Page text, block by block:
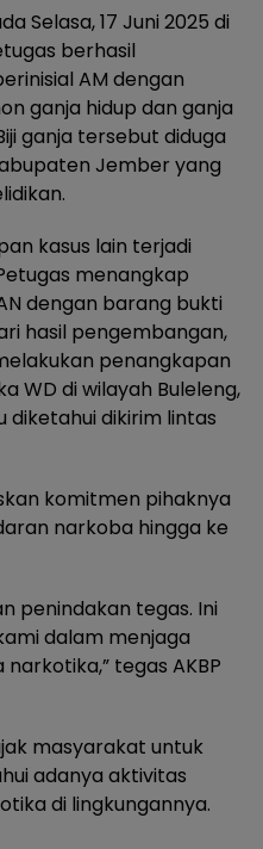
Selasa, 17 Juni 2025 di
berhasil
AM dengan
ganja hidup dan ganja
ganja tersebut diduga
Jember yang
kasus lain terjadi
menangkap
dengan barang bukti
hasil pengembangan,
penangkapan
WD di wilayah Buleleng,
diketahui dikirim lintas
komitmen pihaknya
narkoba hingga ke
penindakan tegas. Ini
dalam menjaga
tegas AKBP
masyarakat untuk
adanya aktivitas
di lingkungannya.